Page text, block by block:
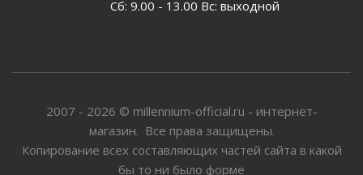
Сб: 9.00 - 13.00 Вс: выходной
2007 - 2026 © millennium-official.ru - интернет-
магазин. Все права защищены.
Копирование всех составляющих частей сайта в какой
бы то ни было форме